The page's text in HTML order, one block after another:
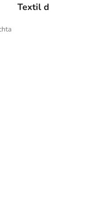
Textil do spálne